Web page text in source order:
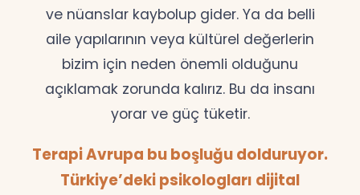
ve nüanslar kaybolup gider. Ya da belli
aile yapılarının veya kültürel değerlerin
bizim için neden önemli olduğunu
açıklamak zorunda kalırız. Bu da insanı
yorar ve güç tüketir.
Terapi Avrupa bu boşluğu dolduruyor.
Türkiye’deki psikologları dijital